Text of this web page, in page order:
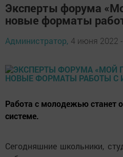
Эксперты форума
новые форматы
Администратор, 4 июня 2022
Работа с молодежью станет
системе.
Сегодняшние школьники,